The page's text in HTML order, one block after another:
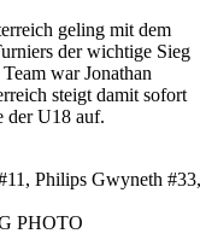
geling mit dem
der wichtige Sieg
war Jonathan
steigt damit sofort
der U18 auf.
Philips Gwyneth
PHOTO